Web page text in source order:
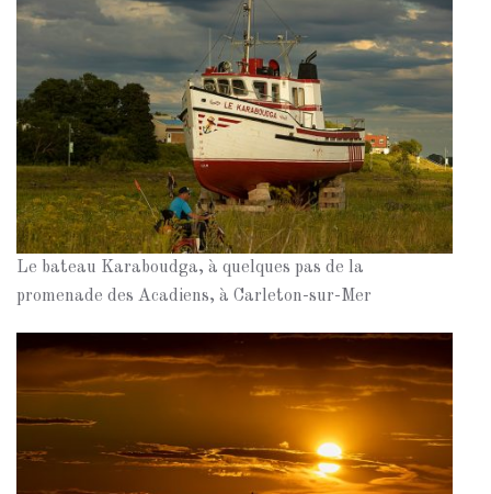
Le bateau Karaboudga, à quelques pas de la
promenade des Acadiens, à Carleton-sur-Mer